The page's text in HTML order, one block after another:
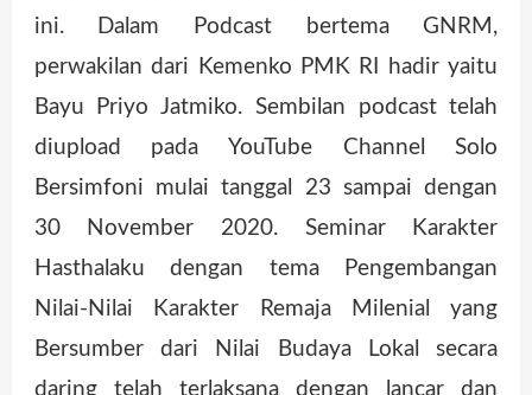
ini. Dalam Podcast bertema GNRM,
perwakilan dari Kemenko PMK RI hadir yaitu
Bayu Priyo Jatmiko. Sembilan podcast telah
diupload pada YouTube Channel Solo
Bersimfoni mulai tanggal 23 sampai dengan
30 November 2020. Seminar Karakter
Hasthalaku dengan tema Pengembangan
Nilai-Nilai Karakter Remaja Milenial yang
Bersumber dari Nilai Budaya Lokal secara
daring telah terlaksana dengan lancar dan